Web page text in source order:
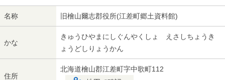
名称 旧檜山爾志郡役所(江差町郷土資料館)
かな
きゅうひやまにしぐんやくしょ えさしちょうき
ょうどしりょうかん
住所
北海道檜山郡江差町字中歌町112